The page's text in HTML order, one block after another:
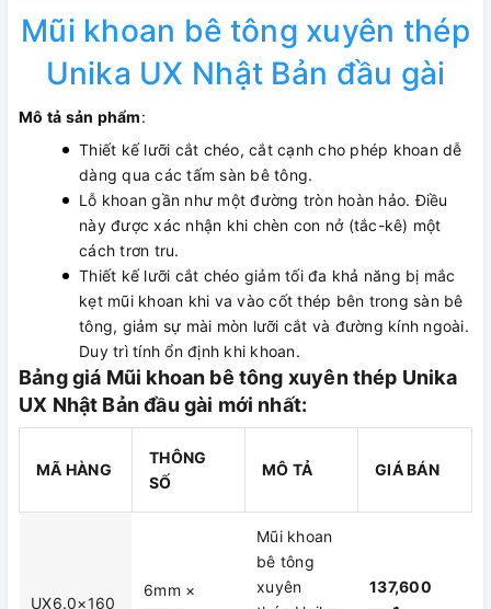
Mũi khoan bê tông xuyên thép
Unika UX Nhật Bản đầu gài
Mô tả sản phẩm:
Thiết kế lưỡi cắt chéo, cắt cạnh cho phép khoan dễ
dàng qua các tấm sàn bê tông.
Lỗ khoan gần như một đường tròn hoàn hảo. Điều
này được xác nhận khi chèn con nở (tắc-kê) một
cách trơn tru.
Thiết kế lưỡi cắt chéo giảm tối đa khả năng bị mắc
kẹt mũi khoan khi va vào cốt thép bên trong sàn bê
tông, giảm sự mài mòn lưỡi cắt và đường kính ngoài.
Duy trì tính ổn định khi khoan.
Bảng giá Mũi khoan bê tông xuyên thép Unika
UX Nhật Bản đầu gài mới nhất:
MÃ HÀNG
THÔNG
SỐ
MÔ TẢ GIÁ BÁN
UX6.0×160
6mm ×
Mũi khoan
bê tông
xuyên
137,600